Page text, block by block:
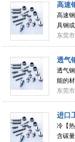
高速
高速
具钢
强度
东莞
透气
透气
能的
结构
东莞
进口
冷【
含碳